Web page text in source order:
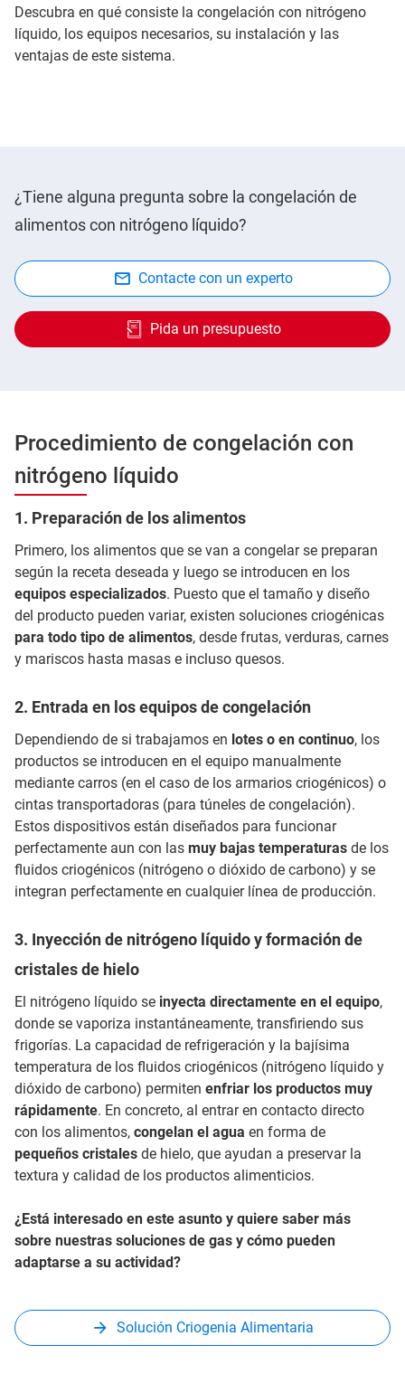
Descubra en qué consiste la congelación con nitrógeno
líquido, los equipos necesarios, su instalación y las
ventajas de este sistema.
¿Tiene alguna pregunta sobre la congelación de
alimentos con nitrógeno líquido?
Contacte con un experto
Pida un presupuesto
Procedimiento de congelación con
nitrógeno líquido
1. Preparación de los alimentos
Primero, los alimentos que se van a congelar se preparan
según la receta deseada y luego se introducen en los
equipos especializados. Puesto que el tamaño y diseño
del producto pueden variar, existen soluciones criogénicas
para todo tipo de alimentos, desde frutas, verduras, carnes
y mariscos hasta masas e incluso quesos.
2. Entrada en los equipos de congelación
Dependiendo de si trabajamos en lotes o en continuo, los
productos se introducen en el equipo manualmente
mediante carros (en el caso de los armarios criogénicos) o
cintas transportadoras (para túneles de congelación).
Estos dispositivos están diseñados para funcionar
perfectamente aun con las muy bajas temperaturas de los
fluidos criogénicos (nitrógeno o dióxido de carbono) y se
integran perfectamente en cualquier línea de producción.
3. Inyección de nitrógeno líquido y formación de
cristales de hielo
El nitrógeno líquido se inyecta directamente en el equipo,
donde se vaporiza instantáneamente, transfiriendo sus
frigorías. La capacidad de refrigeración y la bajísima
temperatura de los fluidos criogénicos (nitrógeno líquido y
dióxido de carbono) permiten enfriar los productos muy
rápidamente. En concreto, al entrar en contacto directo
con los alimentos, congelan el agua en forma de
pequeños cristales de hielo, que ayudan a preservar la
textura y calidad de los productos alimenticios.
¿Está interesado en este asunto y quiere saber más
sobre nuestras soluciones de gas y cómo pueden
adaptarse a su actividad?
Solución Criogenia Alimentaria